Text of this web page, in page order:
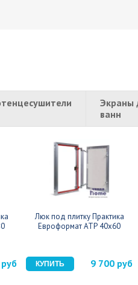
Экраны
ванн
Люк под плитку Практика
Евроформат АТР 40x60
9 700 руб